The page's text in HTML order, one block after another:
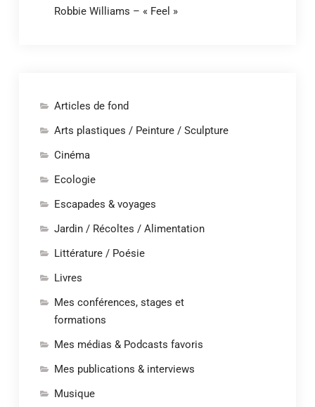
Robbie Williams – « Feel »
Articles de fond
Arts plastiques / Peinture / Sculpture
Cinéma
Ecologie
Escapades & voyages
Jardin / Récoltes / Alimentation
Littérature / Poésie
Livres
Mes conférences, stages et
formations
Mes médias & Podcasts favoris
Mes publications & interviews
Musique